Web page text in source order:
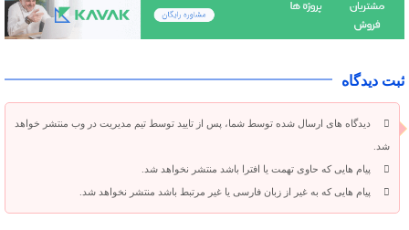
ثبت دیدگاه
دیدگاه های ارسال شده توسط شما، پس از تایید توسط تیم مدیریت در وب منتشر خواهد
شد.
پیام هایی که حاوی تهمت یا افترا باشد منتشر نخواهد شد.
پیام هایی که به غیر از زبان فارسی یا غیر مرتبط باشد منتشر نخواهد شد.